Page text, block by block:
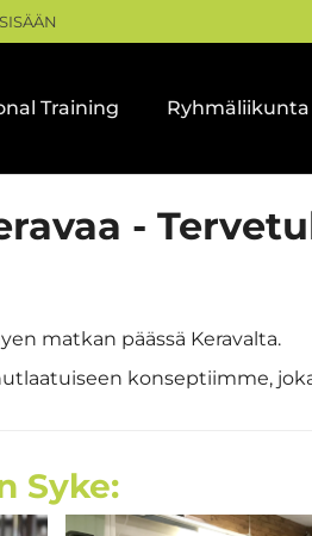
Training Ryhmäliikunta
-
matkan päässä Keravalta.
konseptiimme,
Syke: